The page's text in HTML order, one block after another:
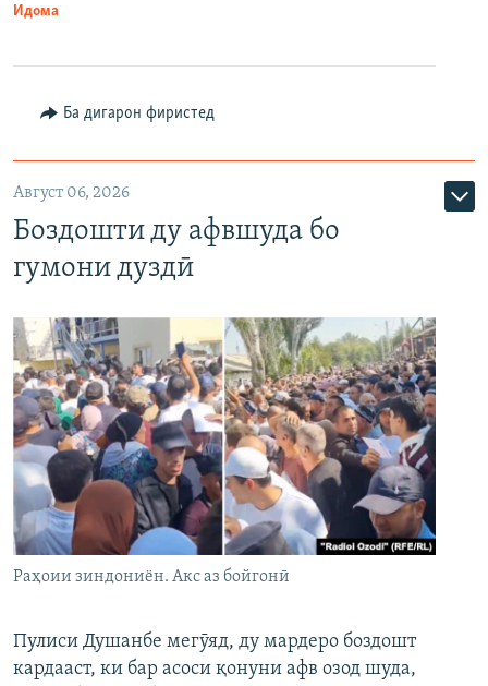
Идома
Ба дигарон фиристед
Август 06, 2026
Боздошти ду афвшуда бо
гумони дуздӣ
Раҳоии зиндониён. Акс аз бойгонӣ
Пулиси Душанбе мегӯяд, ду мардеро боздошт
кардааст, ки бар асоси қонуни афв озод шуда,